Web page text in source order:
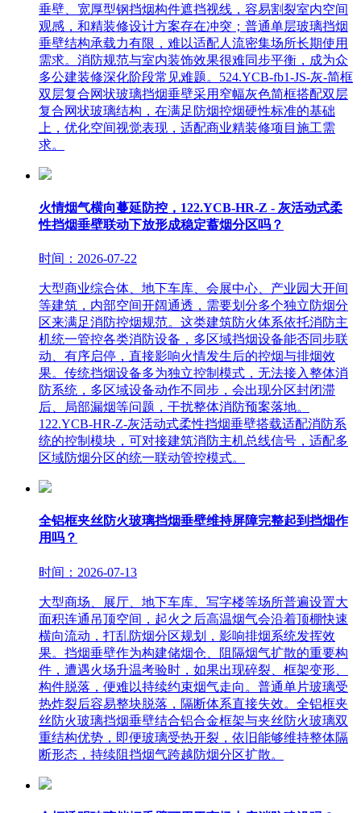
垂壁、宽厚型钢挡烟构件遮挡视线，容易割裂室内空间
观感，和精装修设计方案存在冲突；普通单层玻璃挡烟
垂壁结构承载力有限，难以适配人流密集场所长期使用
需求。消防规范与室内装饰效果很难同步平衡，成为众
多公建装修深化阶段常见难题。524.YCB-fb1-JS-灰-简框
双层复合网状玻璃挡烟垂壁采用窄幅灰色简框搭配双层
复合网状玻璃结构，在满足防烟控烟硬性标准的基础
上，优化空间视觉表现，适配商业精装修项目施工需
求。
火情烟气横向蔓延防控，122.YCB-HR-Z - 灰活动式柔
性挡烟垂壁联动下放形成稳定蓄烟分区吗？
时间：2026-07-22
大型商业综合体、地下车库、会展中心、产业园大开间
等建筑，内部空间开阔通透，需要划分多个独立防烟分
区来满足消防控烟规范。这类建筑防火体系依托消防主
机统一管控各类消防设备，多区域挡烟设备能否同步联
动、有序启停，直接影响火情发生后的控烟与排烟效
果。传统挡烟设备多为独立控制模式，无法接入整体消
防系统，多区域设备动作不同步，会出现分区封闭滞
后、局部漏烟等问题，干扰整体消防预案落地。
122.YCB-HR-Z-灰活动式柔性挡烟垂壁搭载适配消防系
统的控制模块，可对接建筑消防主机总线信号，适配多
区域防烟分区的统一联动管控模式。
全铝框夹丝防火玻璃挡烟垂壁维持屏障完整起到挡烟作
用吗？
时间：2026-07-13
大型商场、展厅、地下车库、写字楼等场所普遍设置大
面积连通吊顶空间，起火之后高温烟气会沿着顶棚快速
横向流动，打乱防烟分区规划，影响排烟系统发挥效
果。挡烟垂壁作为构建储烟仓、阻隔烟气扩散的重要构
件，遭遇火场升温考验时，如果出现碎裂、框架变形、
构件脱落，便难以持续约束烟气走向。普通单片玻璃受
热炸裂后容易整块脱落，隔断体系直接失效。全铝框夹
丝防火玻璃挡烟垂壁结合铝合金框架与夹丝防火玻璃双
重结构优势，即便玻璃受热开裂，依旧能够维持整体隔
断形态，持续阻挡烟气跨越防烟分区扩散。